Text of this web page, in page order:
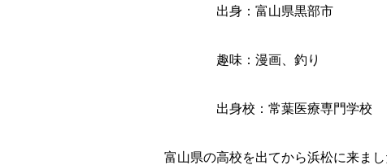
出身：富山県黒部市
趣味：漫画、釣り
出身校：常葉医療専門学校
富山県の高校を出てから浜松に来ま